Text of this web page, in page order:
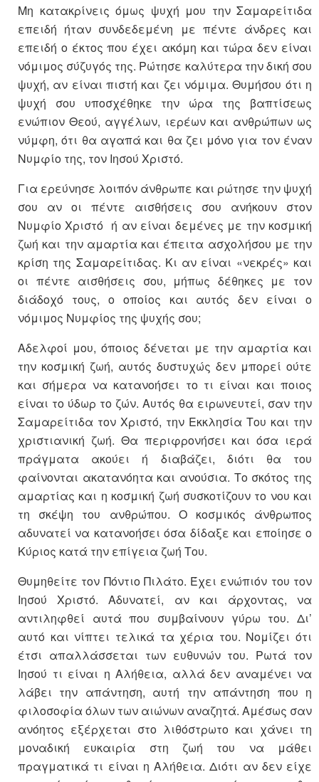
Μη κατακρίνεις όμως ψυχή μου την Σαμαρείτιδα
επειδή ήταν συνδεδεμένη με πέντε άνδρες και
επειδή ο έκτος που έχει ακόμη και τώρα δεν είναι
νόμιμος σύζυγός της. Ρώτησε καλύτερα την δική σου
ψυχή, αν είναι πιστή και ζει νόμιμα. Θυμήσου ότι η
ψυχή σου υποσχέθηκε την ώρα της βαπτίσεως
ενώπιον Θεού, αγγέλων, ιερέων και ανθρώπων ως
νύμφη, ότι θα αγαπά και θα ζει μόνο για τον έναν
Νυμφίο της, τον Ιησού Χριστό.
Για ερεύνησε λοιπόν άνθρωπε και ρώτησε την ψυχή
σου αν οι πέντε αισθήσεις σου ανήκουν στον
Νυμφίο Χριστό ή αν είναι δεμένες με την κοσμική
ζωή και την αμαρτία και έπειτα ασχολήσου με την
κρίση της Σαμαρείτιδας. Κι αν είναι «νεκρές» και
οι πέντε αισθήσεις σου, μήπως δέθηκες με τον
διάδοχό τους, ο οποίος και αυτός δεν είναι ο
νόμιμος Νυμφίος της ψυχής σου;
Αδελφοί μου, όποιος δένεται με την αμαρτία και
την κοσμική ζωή, αυτός δυστυχώς δεν μπορεί ούτε
και σήμερα να κατανοήσει το τι είναι και ποιος
είναι το ύδωρ το ζών. Αυτός θα ειρωνευτεί, σαν την
Σαμαρείτιδα τον Χριστό, την Εκκλησία Του και την
χριστιανική ζωή. Θα περιφρονήσει και όσα ιερά
πράγματα ακούει ή διαβάζει, διότι θα του
φαίνονται ακατανόητα και ανούσια. Το σκότος της
αμαρτίας και η κοσμική ζωή συσκοτίζουν το νου και
τη σκέψη του ανθρώπου. Ο κοσμικός άνθρωπος
αδυνατεί να κατανοήσει όσα δίδαξε και εποίησε ο
Κύριος κατά την επίγεια ζωή Του.
Θυμηθείτε τον Πόντιο Πιλάτο. Έχει ενώπιόν του τον
Ιησού Χριστό. Αδυνατεί, αν και άρχοντας, να
αντιληφθεί αυτά που συμβαίνουν γύρω του. Δι’
αυτό και νίπτει τελικά τα χέρια του. Νομίζει ότι
έτσι απαλλάσσεται των ευθυνών του. Ρωτά τον
Ιησού τι είναι η Αλήθεια, αλλά δεν αναμένει να
λάβει την απάντηση, αυτή την απάντηση που η
φιλοσοφία όλων των αιώνων αναζητά. Αμέσως σαν
ανόητος εξέρχεται στο λιθόστρωτο και χάνει τη
μοναδική ευκαιρία στη ζωή του να μάθει
πραγματικά τι είναι η Αλήθεια. Διότι αν δεν είχε